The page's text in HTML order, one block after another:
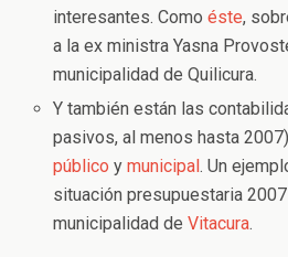
interesantes. Comoéste,
a la ex ministra Yasna
municipalidad de Quilicura.
Y también están las
pasivos, al menos hasta
público ymunicipal. Un
situación presupuestaria
municipalidad deVitacura.